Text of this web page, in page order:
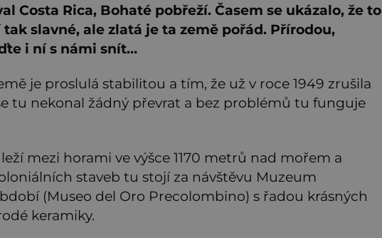
Costa Rica, Bohaté pobřeží. Časem se ukázalo, že to
slavné, ale zlatá je ta země pořád. Přírodou,
i ní s námi snít…
je proslulá stabilitou a tím, že už v roce 1949 zrušila
tu nekonal žádný převrat a bez problémů tu funguje
mezi horami ve výšce 1170 metrů nad mořem a
staveb tu stojí za návštěvu Muzeum
(Museo del Oro Precolombino) s řadou krásných
keramiky.